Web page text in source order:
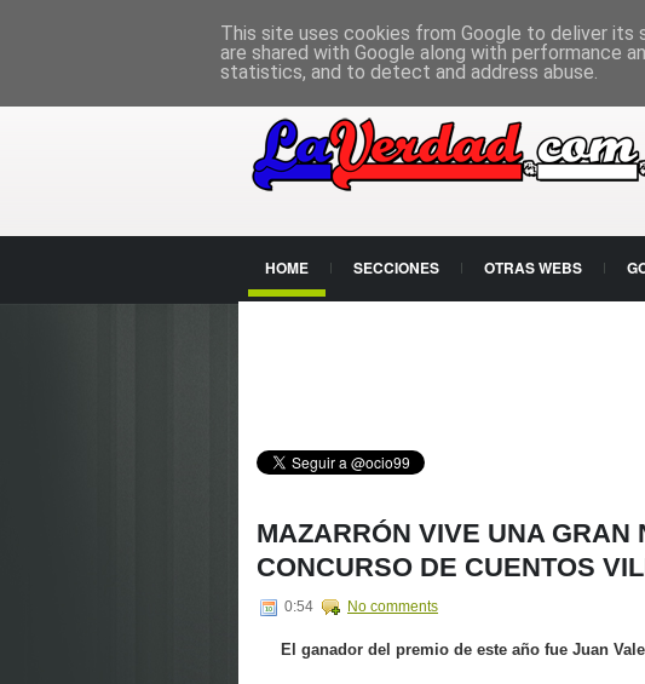
HOME SECCIONES OTRAS WEBS
MAZARRÓN VIVE UNA GRAN
CONCURSO DE CUENTOS
0:54 No comments
El ganador del premio de este año fue Juan
This site uses cookies from Google to deliver its
are shared with Google along with performance
statistics, and to detect and address abuse.